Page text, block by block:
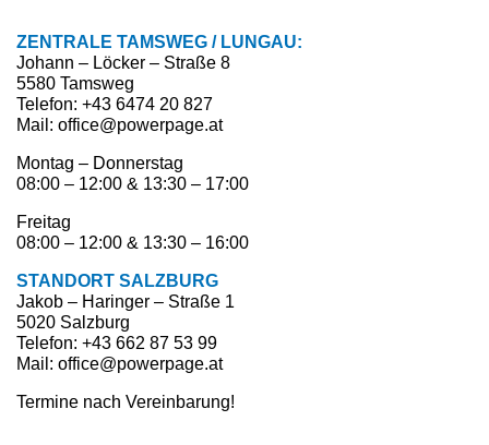
ZENTRALE TAMSWEG / LUNGAU:
Johann – Löcker – Straße 8
5580 Tamsweg
Telefon: +43 6474 20 827
Mail: office@powerpage.at
Montag – Donnerstag
08:00 – 12:00 & 13:30 – 17:00
Freitag
08:00 – 12:00 & 13:30 – 16:00
STANDORT SALZBURG
Jakob – Haringer – Straße 1
5020 Salzburg
Telefon: +43 662 87 53 99
Mail: office@powerpage.at
Termine nach Vereinbarung!